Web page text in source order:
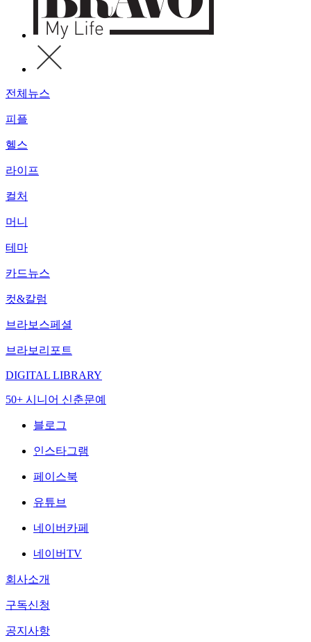
전체뉴스
피플
헬스
라이프
컬처
머니
테마
카드뉴스
컷&칼럼
브라보스페셜
브라보리포트
DIGITAL LIBRARY
50+ 시니어 신춘문예
블로그
인스타그램
페이스북
유튜브
네이버카페
네이버TV
회사소개
구독신청
공지사항